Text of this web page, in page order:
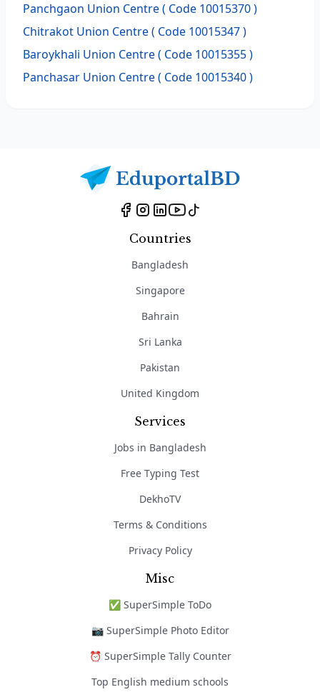
Panchgaon Union Centre ( Code 10015370 )
Chitrakot Union Centre ( Code 10015347 )
Baroykhali Union Centre ( Code 10015355 )
Panchasar Union Centre ( Code 10015340 )
Countries
Bangladesh
Singapore
Bahrain
Sri Lanka
Pakistan
United Kingdom
Services
Jobs in Bangladesh
Free Typing Test
DekhoTV
Terms & Conditions
Privacy Policy
Misc
✅ SuperSimple ToDo
📷 SuperSimple Photo Editor
⏰ SuperSimple Tally Counter
Top English medium schools